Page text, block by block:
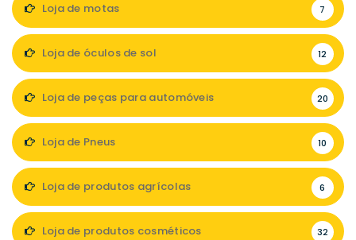
Loja de motas 7
Loja de óculos de sol 12
Loja de peças para automóveis 20
Loja de Pneus 10
Loja de produtos agrícolas 6
Loja de produtos cosméticos 32